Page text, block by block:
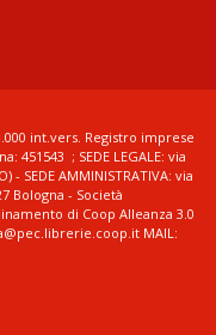
int.vers. Registro imprese
451543 ; SEDE LEGALE: via
- SEDE AMMINISTRATIVA: via
Bologna - Società
di Coop Alleanza 3.0
MAIL: